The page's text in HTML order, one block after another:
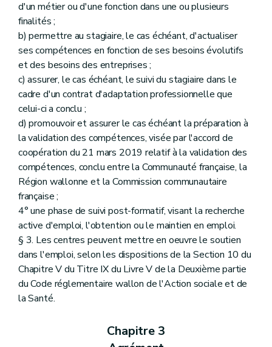
d'un métier ou d'une fonction dans une ou plusieurs
finalités ;
b) permettre au stagiaire, le cas échéant, d'actualiser
ses compétences en fonction de ses besoins évolutifs
et des besoins des entreprises ;
c) assurer, le cas échéant, le suivi du stagiaire dans le
cadre d'un contrat d'adaptation professionnelle que
celui-ci a conclu ;
d) promouvoir et assurer le cas échéant la préparation à
la validation des compétences, visée par l'accord de
coopération du 21 mars 2019 relatif à la validation des
compétences, conclu entre la Communauté française, la
Région wallonne et la Commission communautaire
française ;
4° une phase de suivi post-formatif, visant la recherche
active d'emploi, l'obtention ou le maintien en emploi.
§ 3. Les centres peuvent mettre en oeuvre le soutien
dans l'emploi, selon les dispositions de la Section 10 du
Chapitre V du Titre IX du Livre V de la Deuxième partie
du Code réglementaire wallon de l'Action sociale et de
la Santé.
Chapitre 3